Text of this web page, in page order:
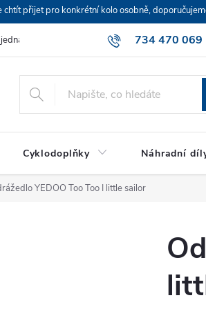
přijet pro konkrétní kolo osobně,
734 470 069
Cyklodoplňky Náhradní
YEDOO Too Too I little sailor